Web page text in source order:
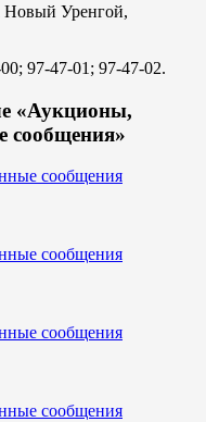
Новый Уренгой,
97-47-01; 97-47-02.
«Аукционы,
сообщения»
сообщения
сообщения
сообщения
сообщения